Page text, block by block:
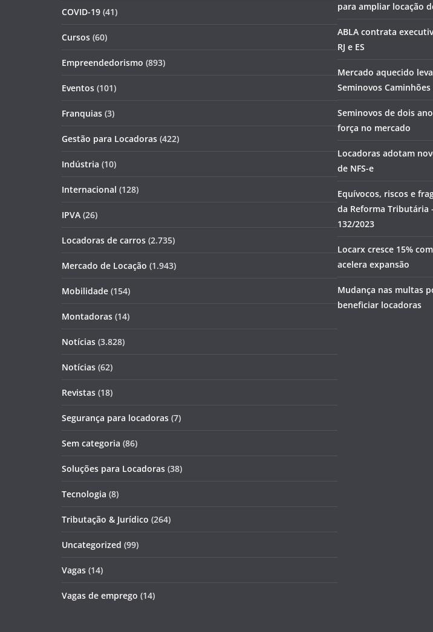
COVID-19 (41)
Cursos (60)
Empreendedorismo (893)
Eventos (101)
Franquias (3)
Gestão para Locadoras (422)
Indústria (10)
Internacional (128)
IPVA (26)
Locadoras de carros (2.735)
Mercado de Locação (1.943)
Mobilidade (154)
Montadoras (14)
Notícias (3.828)
Notícias (62)
Revistas (18)
Segurança para locadoras (7)
Sem categoria (86)
Soluções para Locadoras (38)
Tecnologia (8)
Tributação & Jurídico (264)
Uncategorized (99)
Vagas (14)
Vagas de emprego (14)
para ampliar locação
ABLA contrata
RJ e ES
Mercado aquecido
Seminovos Caminhões
Seminovos de dois
força no mercado
Locadoras adotam
de NFS-e
Equívocos, riscos e
da Reforma Tributária
132/2023
Locarx cresce 15%
acelera expansão
Mudança nas multas
beneficiar locadoras